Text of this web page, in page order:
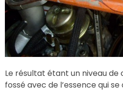
Le résultat étant un niveau
fossé avec de l’essence qui